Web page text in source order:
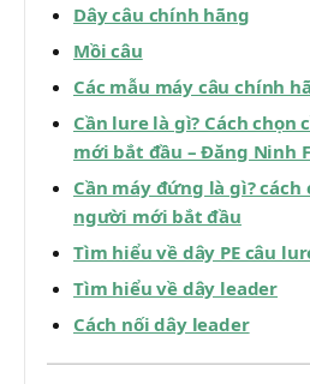
Dây câu chính hãng
Mồi câu
Các mẫu máy câu chính
Cần lure là gì? Cách chọn
mới bắt đầu – Đăng Ninh
Cần máy đứng là gì? cách
người mới bắt đầu
Tìm hiểu về dây PE câu
Tìm hiểu về dây leader
Cách nối dây leader